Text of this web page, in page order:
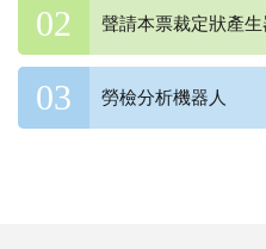
聲請本票裁定狀產生
勞檢分析機器人